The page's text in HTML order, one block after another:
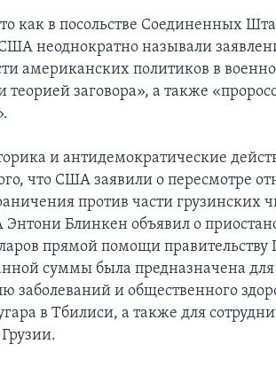
как в посольстве Соединенных
неоднократно называли
американских политиков в
заговора», а также
и антидемократические
что США заявили о пересмотре
против части грузинских
Энтони Блинкен объявил о
прямой помощи правительству
суммы была предназначена
заболеваний и общественного
в Тбилиси, а также для